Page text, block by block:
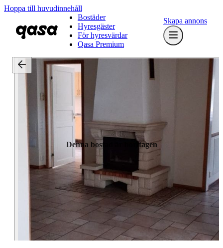
Hoppa till huvudinnehåll
Bostäder
Hyresgäster
För hyresvärdar
Qasa Premium
Skapa annons
Denna bostad är borttagen